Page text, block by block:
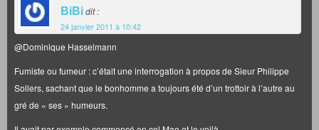
BiBidit :
24 janvier 2011 à 10:42
@Dominique Hasselmann
Fumiste ou fumeur : c’était une interrogation à propos de Sieur Philippe
Sollers, sachant que le bonhomme a toujours été d’un trottoir à l’autre au
gré de « ses » humeurs.